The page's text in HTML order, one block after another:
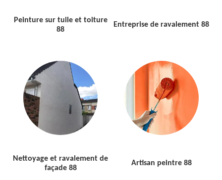
Peinture sur tuile et toiture
88
Entreprise de ravalement 88
Nettoyage et ravalement de
façade 88
Artisan peintre 88